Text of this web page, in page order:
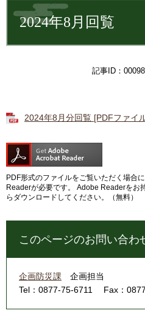
文 2024年8月回覧
記事ID：
2024年8月分回覧 [PDFファイ
PDF形式のファイルをご覧いただく場合
Readerが必要です。
Adobe Readerをお
らダウンロードしてください。（無料）
このページのお問い合わ
企画防災課
企画担当
Tel：0877-75-6711
Fax：